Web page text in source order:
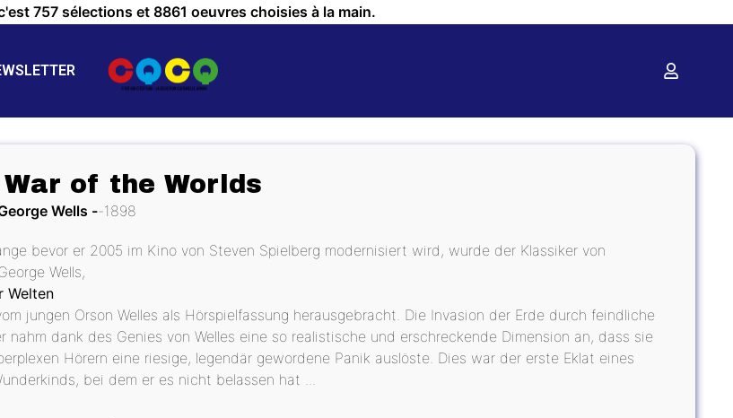
757 sélections et 8861 oeuvres choisies à la main.
War of the Worlds
Wells 1898
bevor er 2005 im Kino von Steven Spielberg modernisiert wird, wurde der Klassiker von
Wells,
Welten
jungen Orson Welles als Hörspielfassung herausgebracht. Die Invasion der Erde durch feindliche
nahm dank des Genies von Welles eine so realistische und erschreckende Dimension an, dass sie
Hörern eine riesige, legendär gewordene Panik auslöste. Dies war der erste Eklat eines
bei dem er es nicht belassen hat ...